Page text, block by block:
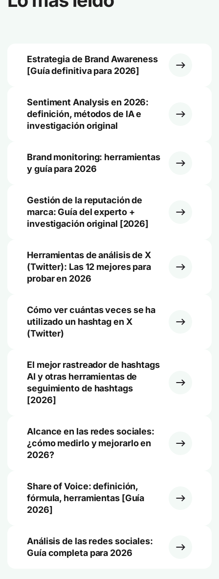
Estrategia de Brand Awareness
[Guía definitiva para 2026]
Sentiment Analysis en 2026:
definición, métodos de IA e
investigación original
Brand monitoring: herramientas
y guía para 2026
Gestión de la reputación de
marca: Guía del experto +
investigación original [2026]
Herramientas de análisis de X
(Twitter): Las 12 mejores para
probar en 2026
Cómo ver cuántas veces se ha
utilizado un hashtag en X
(Twitter)
El mejor rastreador de hashtags
AI y otras herramientas de
seguimiento de hashtags
[2026]
Alcance en las redes sociales:
¿cómo medirlo y mejorarlo en
2026?
Share of Voice: definición,
fórmula, herramientas [Guía
2026]
Análisis de las redes sociales:
Guía completa para 2026